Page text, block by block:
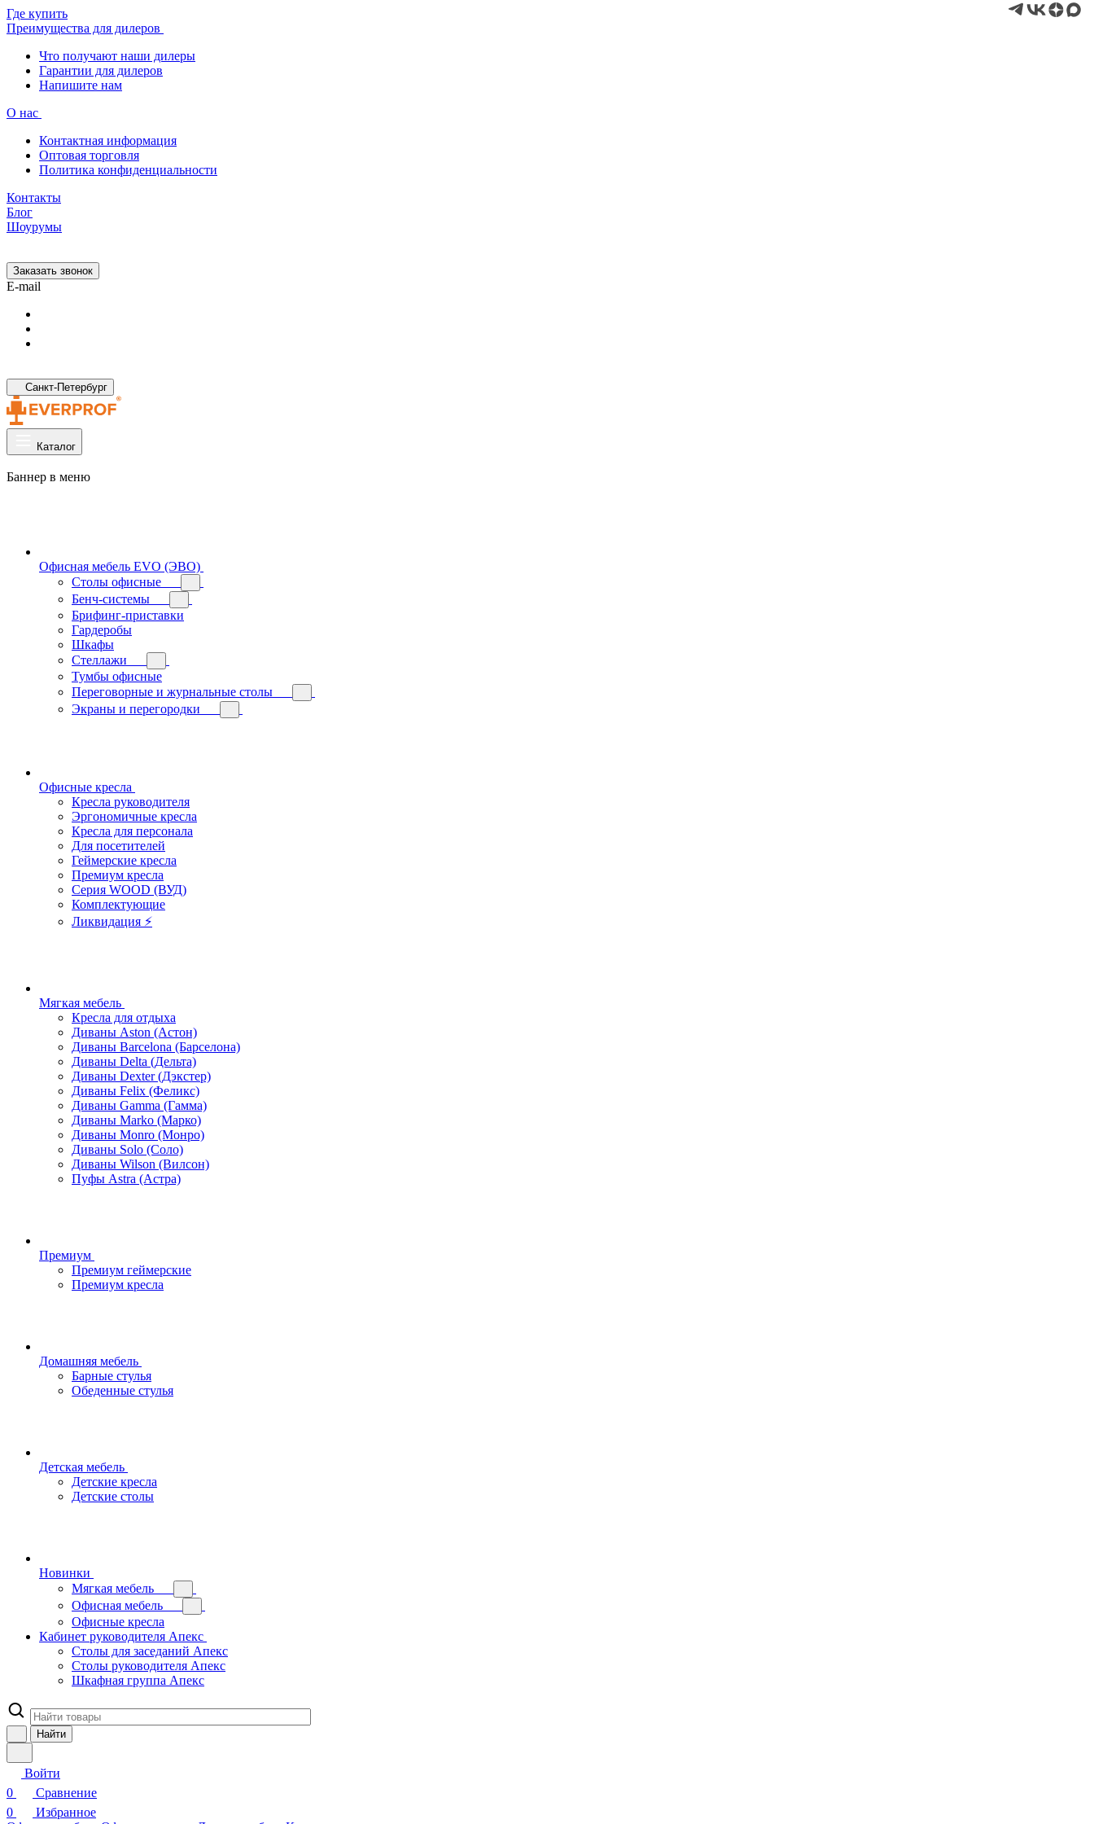
Где купить
Преимущества для дилеров
Что получают наши дилеры
Гарантии для дилеров
Напишите нам
О нас
Контактная информация
Оптовая торговля
Политика конфиденциальности
Контакты
Блог
Шоурумы
Заказать звонок
E-mail
Санкт-Петербург
Каталог
Баннер в меню
Офисная мебель EVO (ЭВО)
Cтолы офисные
Бенч-системы
Брифинг-приставки
Гардеробы
Шкафы
Стеллажи
Тумбы офисные
Переговорные и журнальные столы
Экраны и перегородки
Офисные кресла
Кресла руководителя
Эргономичные кресла
Кресла для персонала
Для посетителей
Геймерские кресла
Премиум кресла
Серия WOOD (ВУД)
Комплектующие
Ликвидация ⚡
Мягкая мебель
Кресла для отдыха
Диваны Aston (Астон)
Диваны Barcelona (Барселона)
Диваны Delta (Дельта)
Диваны Dexter (Дэкстер)
Диваны Felix (Феликс)
Диваны Gamma (Гамма)
Диваны Marko (Марко)
Диваны Monro (Монро)
Диваны Solo (Соло)
Диваны Wilson (Вилсон)
Пуфы Astra (Астра)
Премиум
Премиум геймерские
Премиум кресла
Домашняя мебель
Барные стулья
Обеденные стулья
Детская мебель
Детские кресла
Детские столы
Новинки
Мягкая мебель
Офисная мебель
Офисные кресла
Кабинет руководителя Апекс
Столы для заседаний Апекс
Столы руководителя Апекс
Шкафная группа Апекс
Найти
Войти
0
Сравнение
0
Избранное